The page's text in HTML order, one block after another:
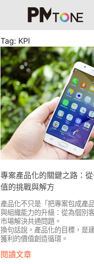
Tag: KPI
專案產品化的關鍵之路：
值的挑戰與解方
產品化不只是「把專案包成產
與組織能力的升級：從為個別
市場解決共通問題。
換句話說，產品化的目標，是
獲利的價值創造循環。
閱讀文章